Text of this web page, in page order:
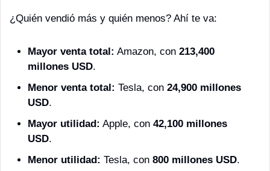
¿Quién vendió más y quién menos? Ahí te va:
Mayor venta total: Amazon, con 213,400
millones USD.
Menor venta total: Tesla, con 24,900 millones
USD.
Mayor utilidad: Apple, con 42,100 millones
USD.
Menor utilidad: Tesla, con 800 millones USD.